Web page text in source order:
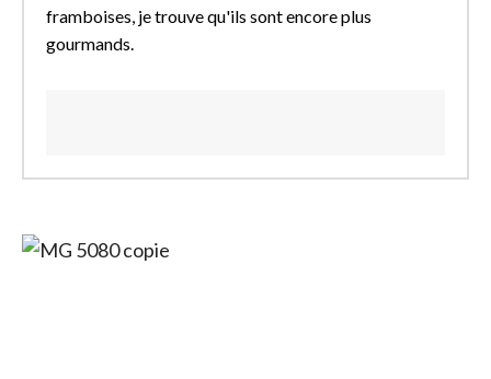
framboises, je trouve qu'ils sont encore plus
gourmands.